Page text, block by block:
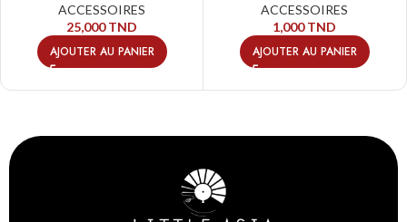
ACCESSOIRES
25,000TND
AJOUTER AU PANIER
ACCESSOIRES
1,000TND
AJOUTER AU PANIER